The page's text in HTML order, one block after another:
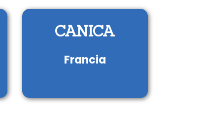
CANICA
Francia